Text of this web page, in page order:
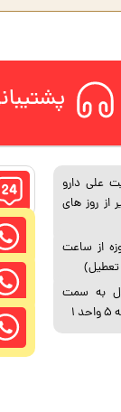
علی دارو
19 شب (غیر از روز های
از ساعت
به سمت